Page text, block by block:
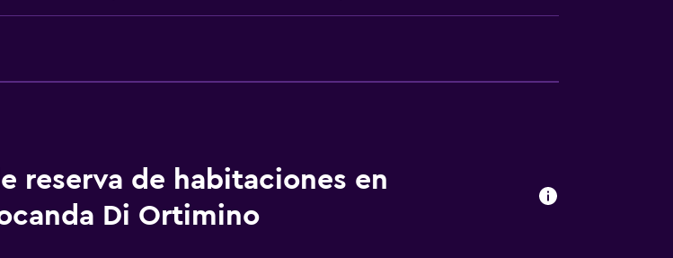
reserva de habitaciones en
Di Ortimino